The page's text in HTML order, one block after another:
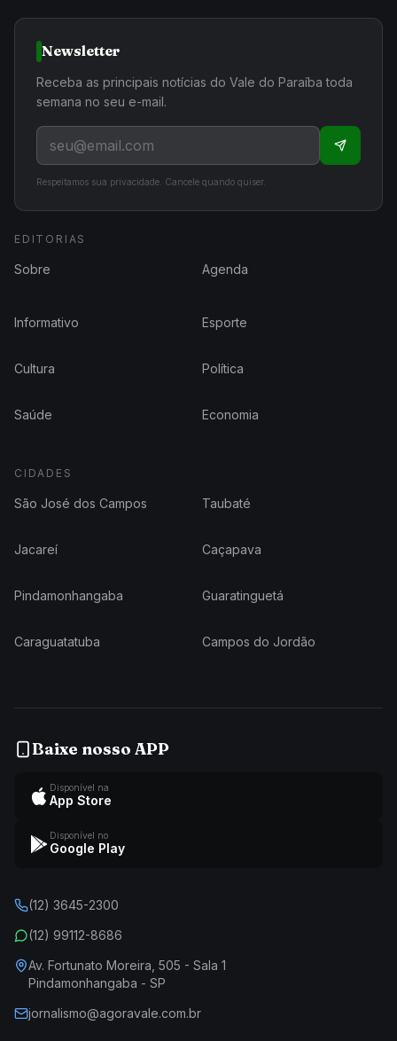
Newsletter
Receba as principais notícias do Vale do Paraíba toda
semana no seu e-mail.
Respeitamos sua privacidade. Cancele quando quiser.
EDITORIAS
Sobre Agenda
Informativo Esporte
Cultura Política
Saúde Economia
CIDADES
São José dos Campos Taubaté
Jacareí Caçapava
Pindamonhangaba Guaratinguetá
Caraguatatuba Campos do Jordão
Baixe nosso APP
Disponível na
App Store
Disponível no
Google Play
(12) 3645-2300
(12) 99112-8686
Av. Fortunato Moreira, 505 - Sala 1
Pindamonhangaba - SP
jornalismo@agoravale.com.br